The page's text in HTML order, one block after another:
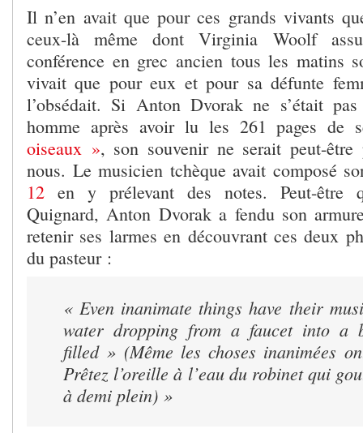
Il n’en avait que pour ces grands vivants
ceux-là même dont Virginia Woolf
conférence en grec ancien tous les matins
vivait que pour eux et pour sa défunte
l’obsédait. Si Anton Dvorak ne s’était
homme après avoir lu les 261 pages de
oiseaux », son souvenir ne serait peut-être
nous. Le musicien tchèque avait composé
12 en y prélevant des notes. Peut-être
Quignard, Anton Dvorak a fendu son
retenir ses larmes en découvrant ces deux
du pasteur :
« Even inanimate things have their
water dropping from a faucet into a
filled » (Même les choses inanimées
Prêtez l’oreille à l’eau du robinet qui
à demi plein) »